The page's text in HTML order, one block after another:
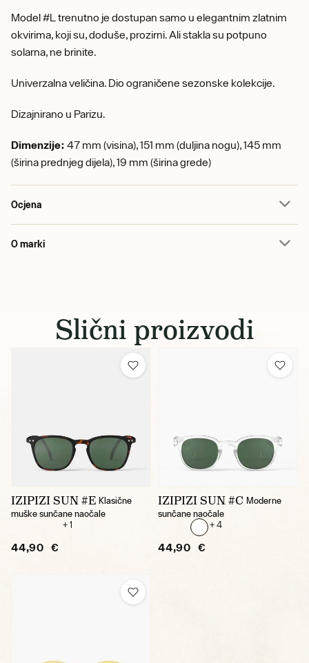
Model #L trenutno je dostupan samo u elegantnim zlatnim
okvirima, koji su, doduše, prozirni. Ali stakla su potpuno
solarna, ne brinite.
Univerzalna veličina. Dio ograničene sezonske kolekcije.
Dizajnirano u Parizu.
Dimenzije: 47 mm (visina), 151 mm (duljina nogu), 145 mm
(širina prednjeg dijela), 19 mm (širina grede)
Ocjena
O marki
Slični proizvodi
IZIPIZI SUN #E Klasične
muške sunčane naočale
+ 1
44,90 €
IZIPIZI SUN #C Moderne
sunčane naočale
+ 4
44,90 €